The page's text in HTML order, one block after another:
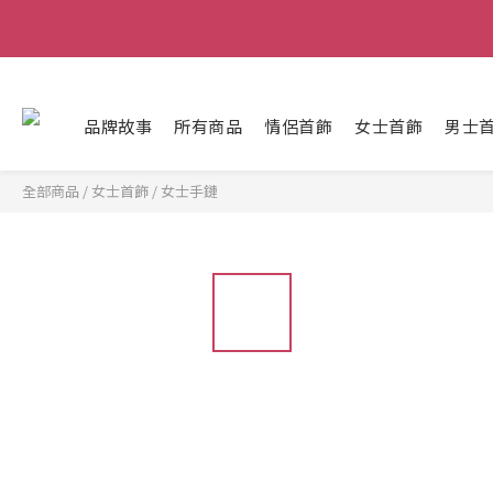
品牌故事 所有商品 情侶首飾 女士首飾 男士
全部商品 / 女士首飾 / 女士手鏈